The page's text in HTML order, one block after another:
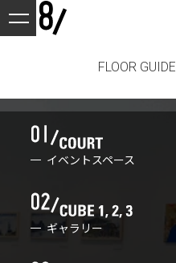
FLOOR GUIDE
イベントスペース
ギャラリー